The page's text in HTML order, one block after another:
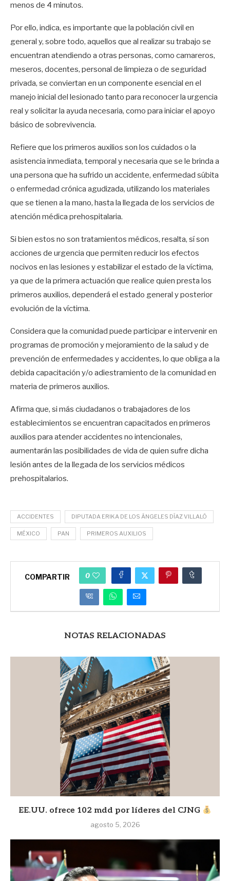
menos de 4 minutos.
Por ello, indica, es importante que la población civil en
general y, sobre todo, aquellos que al realizar su trabajo se
encuentran atendiendo a otras personas, como camareros,
meseros, docentes, personal de limpieza o de seguridad
privada, se conviertan en un componente esencial en el
manejo inicial del lesionado tanto para reconocer la urgencia
real y solicitar la ayuda necesaria, como para iniciar el apoyo
básico de sobrevivencia.
Refiere que los primeros auxilios son los cuidados o la
asistencia inmediata, temporal y necesaria que se le brinda a
una persona que ha sufrido un accidente, enfermedad súbita
o enfermedad crónica agudizada, utilizando los materiales
que se tienen a la mano, hasta la llegada de los servicios de
atención médica prehospitalaria.
Si bien estos no son tratamientos médicos, resalta, sí son
acciones de urgencia que permiten reducir los efectos
nocivos en las lesiones y estabilizar el estado de la víctima,
ya que de la primera actuación que realice quien presta los
primeros auxilios, dependerá el estado general y posterior
evolución de la víctima.
Considera que la comunidad puede participar e intervenir en
programas de promoción y mejoramiento de la salud y de
prevención de enfermedades y accidentes, lo que obliga a la
debida capacitación y/o adiestramiento de la comunidad en
materia de primeros auxilios.
Afirma que, si más ciudadanos o trabajadores de los
establecimientos se encuentran capacitados en primeros
auxilios para atender accidentes no intencionales,
aumentarán las posibilidades de vida de quien sufre dicha
lesión antes de la llegada de los servicios médicos
prehospitalarios.
ACCIDENTES DIPUTADA ERIKA DE LOS ÁNGELES DÍAZ VILLALÓ
MÉXICO PAN PRIMEROS AUXILIOS
COMPARTIR 0
NOTAS RELACIONADAS
EE.UU. ofrece 102 mdd por líderes del CJNG
agosto 5, 2026